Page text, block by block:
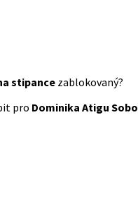
stipance zablokovaný?
pro Dominika Atigu